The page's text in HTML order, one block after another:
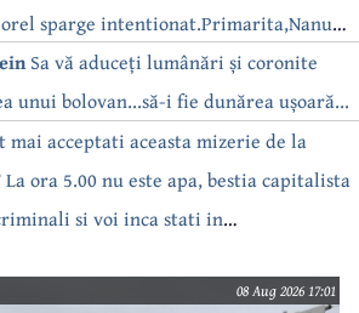
sparge intentionat.Primarita,Nanu
as intreba o si pe Izabel Mitrea
Sa vă aduceți lumânări și coronite
unui bolovan...să-i fie dunărea ușoară...
mai acceptati aceasta mizerie de la
La ora 5.00 nu este apa, bestia capitalista
si voi inca stati in
08 Aug 2026 17:01